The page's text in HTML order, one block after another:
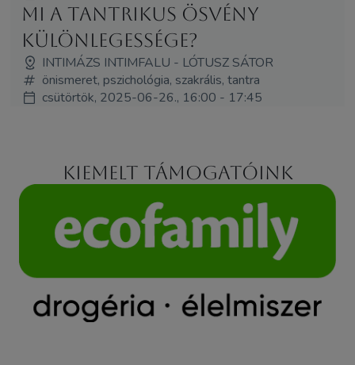
Mi a tantrikus ösvény
különlegessége?
INTIMÁZS INTIMFALU - LÓTUSZ SÁTOR
önismeret, pszichológia, szakrális, tantra
csütörtök, 2025-06-26., 16:00 - 17:45
Kiemelt támogatóink